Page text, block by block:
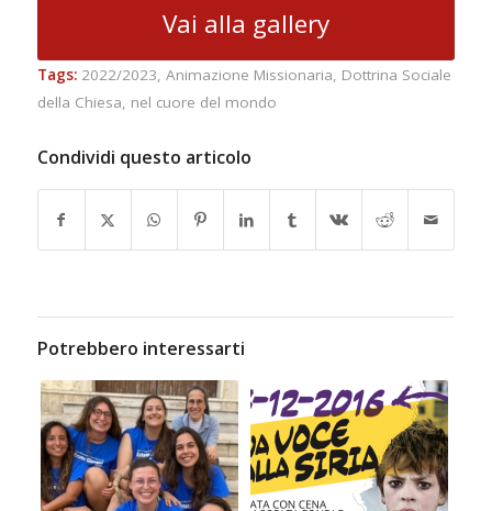
Vai alla gallery
Tags: 2022/2023, Animazione Missionaria, Dottrina Sociale
della Chiesa, nel cuore del mondo
Condividi questo articolo
Potrebbero interessarti